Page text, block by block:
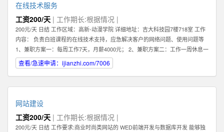
用体验； 7、根据项目具体要求解决各类UI设计和优化问题。 职位要求： 1、一
年以上相关专业工作经验。 2、熟练使用设计工具如Photoshop，Illustrator，
Flash等；掌握HTML，XHTML，CSS，XML，JavaScrip等常用语言软件。 3、
具有丰富的视觉创作经验和独到的审美修养 4、具备优秀的网站整体策划、设计
能力,有丰富的网页设计经验. 有意向的请直接电话联系，附上您的案例作品。
在线技术服务
工资200/天 | 工作期长:根据情况 |
200元/天 日结 工作区域：高新-动漫学院 详细地址：吉大科技园7楼718室 工作
内容： 负责白班课程的在线技术支持，应急解决客户的网络问题、使用问题等
1、兼职方案一：每周工作7天，月薪4000元； 2、兼职方案二：工作一周休息一
周，月薪2000元 3、7月9日开始正式上班 4、兼职大学生暑假打工优先考虑 联
系方式 王先生
查看/急速申请：ijianzhi.com/7006
网站建设
工资200/天 | 工作期长:根据情况 |
200元/天 日结 工作要求:商业时尚类网站的 WED前端开发与数据库开发 能够独